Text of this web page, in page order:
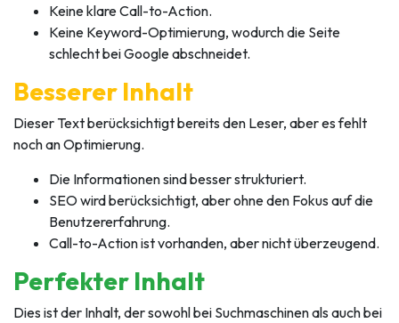
Keine klare Call-to-Action.
Keine Keyword-Optimierung, wodurch die Seite
schlecht bei Google abschneidet.
Besserer Inhalt
Dieser Text berücksichtigt bereits den Leser, aber es fehlt
noch an Optimierung.
Die Informationen sind besser strukturiert.
SEO wird berücksichtigt, aber ohne den Fokus auf die
Benutzererfahrung.
Call-to-Action ist vorhanden, aber nicht überzeugend.
Perfekter Inhalt
Dies ist der Inhalt, der sowohl bei Suchmaschinen als auch bei